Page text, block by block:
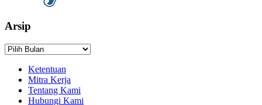
Arsip
Arsip
Ketentuan
Mitra Kerja
Tentang Kami
Hubungi Kami